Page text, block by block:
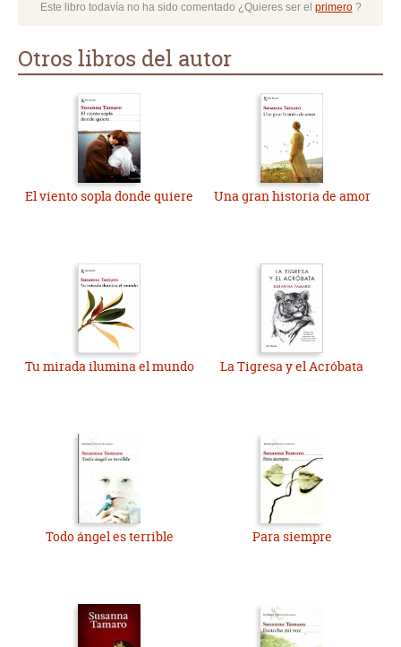
Este libro todavía no ha sido comentado ¿Quieres ser el primero?
Otros libros del autor
El viento sopla donde quiere Una gran historia de amor
Tu mirada ilumina el mundo La Tigresa y el Acróbata
Todo ángel es terrible Para siempre